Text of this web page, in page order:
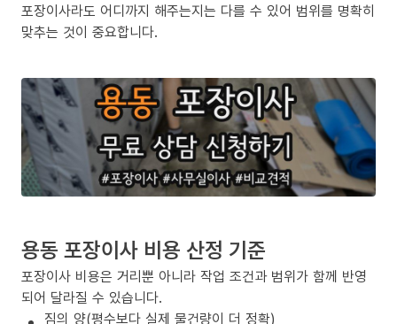
포장이사라도 어디까지 해주는지는 다를 수 있어 범위를 명확히
맞추는 것이 중요합니다.
용동 포장이사 비용 산정 기준
포장이사 비용은 거리뿐 아니라 작업 조건과 범위가 함께 반영
되어 달라질 수 있습니다.
짐의 양(평수보다 실제 물건량이 더 정확)